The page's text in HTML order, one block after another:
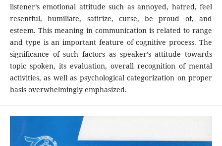
listener’s emotional attitude such as annoyed, hatred, feel
resentful, humiliate, satirize, curse, be proud of, and
esteem. This meaning in communication is related to range
and type is an important feature of cognitive process. The
significance of such factors as speaker’s attitude towards
topic spoken, its evaluation, overall recognition of mental
activities, as well as psychological categorization on proper
basis overwhelmingly emphasized.